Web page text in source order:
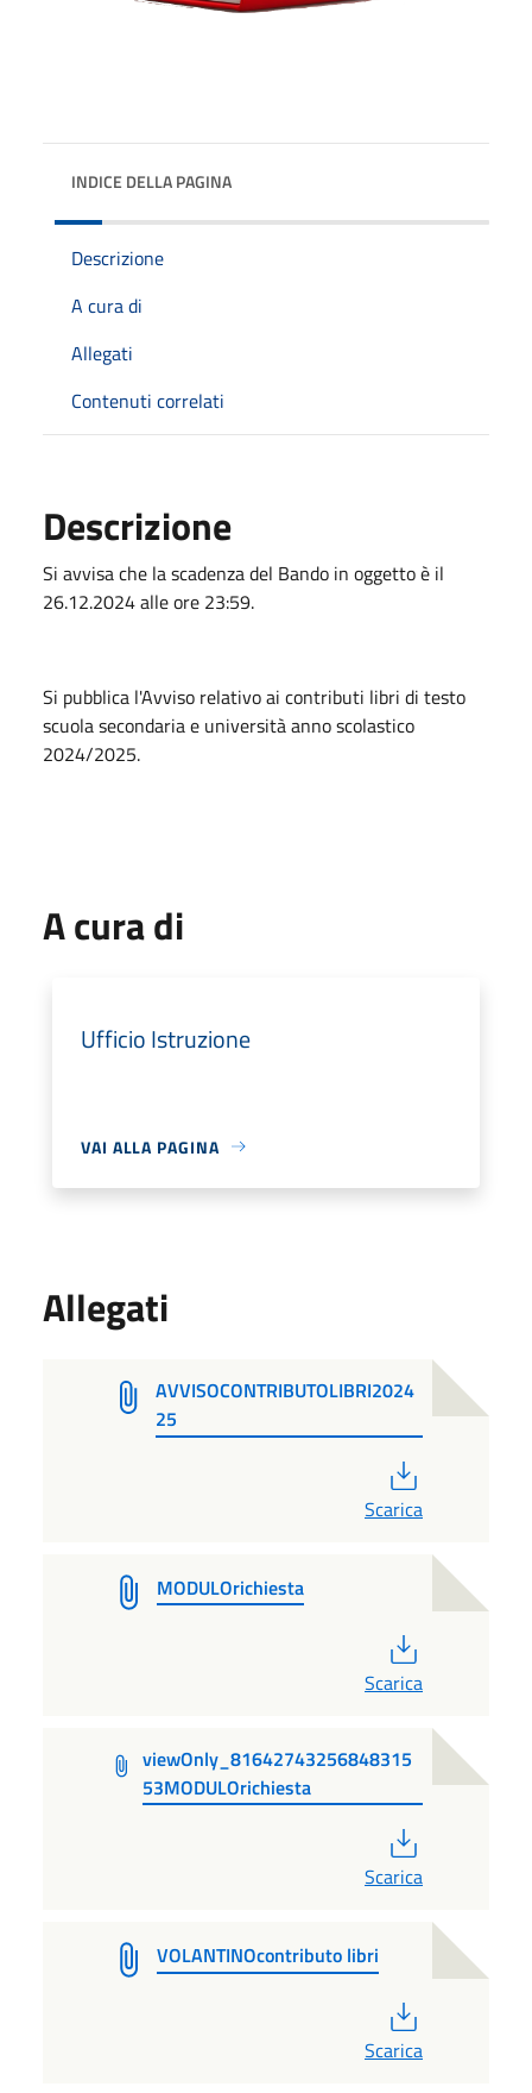
INDICE DELLA PAGINA
Descrizione
A cura di
Allegati
Contenuti correlati
Descrizione
Si avvisa che la scadenza del Bando in oggetto è il
26.12.2024 alle ore 23:59.
Si pubblica l'Avviso relativo ai contributi libri di testo
scuola secondaria e università anno scolastico
2024/2025.
A cura di
Ufficio Istruzione
VAI ALLA PAGINA
Allegati
AVVISOCONTRIBUTOLIBRI2024
25
Scarica
MODULOrichiesta
Scarica
viewOnly_81642743256848315
53MODULOrichiesta
Scarica
VOLANTINOcontributo libri
Scarica